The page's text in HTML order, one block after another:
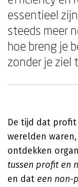
essentieel
steeds meer
hoe breng je
zonder je ziel
De tijd dat
werelden
ontdekken
tussen profit en
en dat een non-